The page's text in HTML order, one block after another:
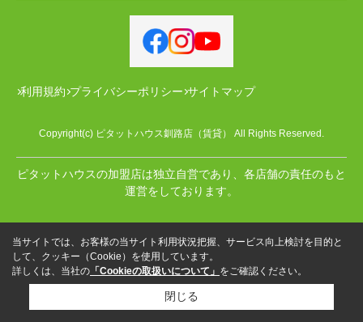
利用規約 プライバシーポリシー サイトマップ
Copyright(c) ピタットハウス釧路店（賃貸） All Rights Reserved.
ピタットハウスの加盟店は独立自営であり、各店舗の責任のもと
運営をしております。
当サイトでは、お客様の当サイト利用状況把握、サービス向上検討を目的と
して、クッキー（Cookie）を使用しています。
詳しくは、当社の 「Cookieの取扱いについて」 をご確認ください。
閉じる